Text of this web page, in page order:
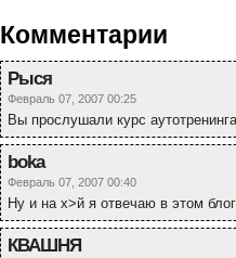
Комментарии
Рыся
Февраль 07, 2007 00:25
Вы прослушали курс
boka
Февраль 07, 2007 00:40
Ну и на х>й я отвечаю в этом
КВАШНЯ